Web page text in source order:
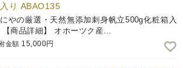
り ABAO135
やの厳選・天然無添加刺身帆立500g化粧箱入
【商品詳細】 オホーツク産…
金額 15,000円